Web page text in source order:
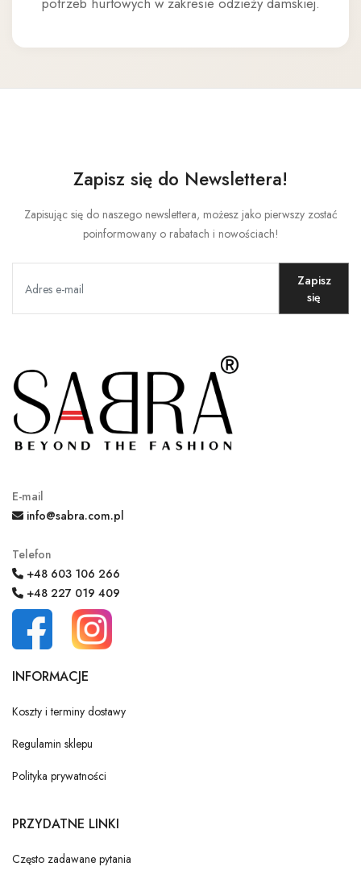
Zapisz się do Newslettera!
Zapisując się do naszego newslettera, możesz jako pierwszy zostać
poinformowany o rabatach i nowościach!
Zapisz
się
E-mail
info@sabra.com.pl
Telefon
+48 603 106 266
+48 227 019 409
INFORMACJE
Koszty i terminy dostawy
Regulamin sklepu
Polityka prywatności
PRZYDATNE LINKI
Często zadawane pytania